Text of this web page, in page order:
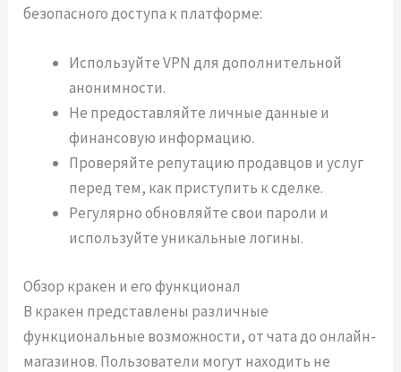
безопасного доступа к платформе:
Используйте VPN для дополнительной
анонимности.
Не предоставляйте личные данные и
финансовую информацию.
Проверяйте репутацию продавцов и услуг
перед тем, как приступить к сделке.
Регулярно обновляйте свои пароли и
используйте уникальные логины.
Обзор кракен и его функционал
В кракен представлены различные
функциональные возможности, от чата до онлайн-
магазинов. Пользователи могут находить не